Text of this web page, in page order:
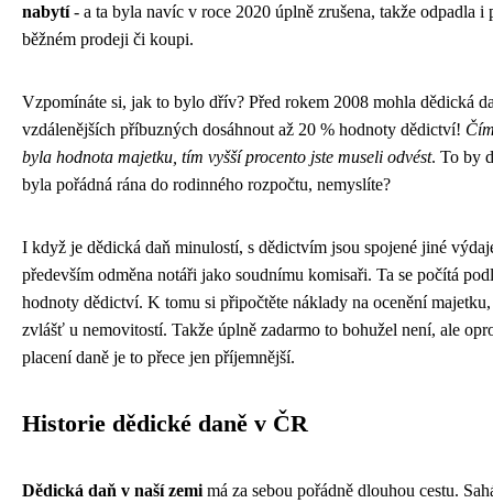
nabytí- a ta byla navíc v roce 2020 úplně zrušena, takže odpadla i
běžném prodeji či koupi.
Vzpomínáte si, jak to bylo dřív? Před rokem 2008 mohla dědická
vzdálenějších příbuzných dosáhnout až 20 % hodnoty dědictví!
byla hodnota majetku, tím vyšší procento jste museli odvést. To by
byla pořádná rána do rodinného rozpočtu, nemyslíte?
I když je dědická daň minulostí, s dědictvím jsou spojené jiné
především odměna notáři jako soudnímu komisaři. Ta se počítá
hodnoty dědictví. K tomu si připočtěte náklady na ocenění majetku,
zvlášť u nemovitostí. Takže úplně zadarmo to bohužel není, ale
placení daně je to přece jen příjemnější.
Historie dědické daně v ČR
Dědická daň v naší zemi má za sebou pořádně dlouhou cestu.